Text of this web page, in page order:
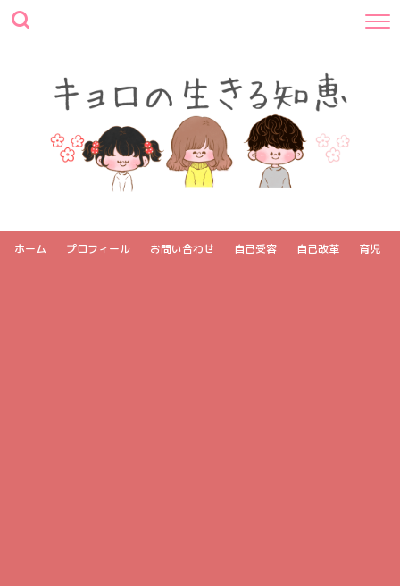
ホーム プロフィール お問い合わせ 自己受容 自己改革 育児